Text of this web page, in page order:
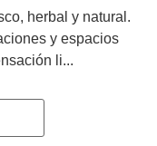
herbal y natural.
y espacios
li...